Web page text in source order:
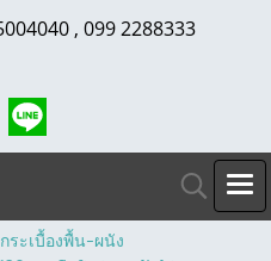
, 099 2288333
กระเบื้องพื้น-ผนัง